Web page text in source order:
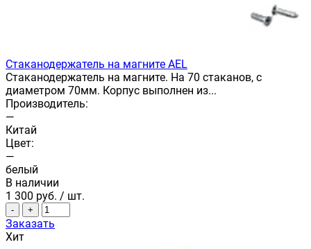
Стаканодержатель на магните AEL
Стаканодержатель на магните. На 70 стаканов, с
диаметром 70мм. Корпус выполнен из...
Производитель:
—
Китай
Цвет:
—
белый
В наличии
1 300 руб. / шт.
- +
Заказать
Хит